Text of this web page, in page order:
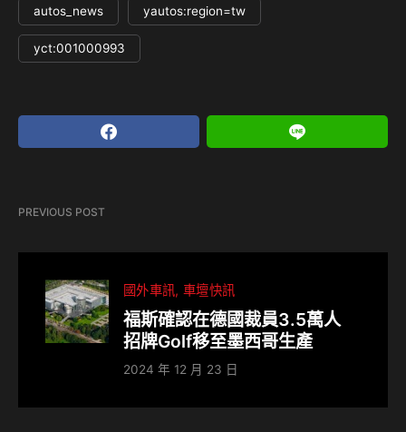
autos_news yautos:region=tw
yct:001000993
PREVIOUS POST
國外車訊 車壇快訊
福斯確認在德國裁員3.5萬人
招牌Golf移至墨西哥生產
2024 年 12 月 23 日